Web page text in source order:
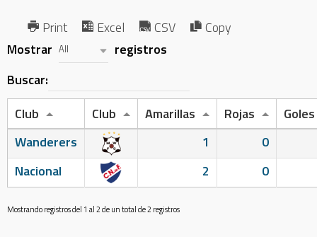
Print Excel CSV
Copy
Mostrar All
registros
Buscar:
Club
Club Amarillas Rojas
Wanderers
1
0
Nacional
2 0
Mostrando registros del 1 al 2 de un total de 2 registros